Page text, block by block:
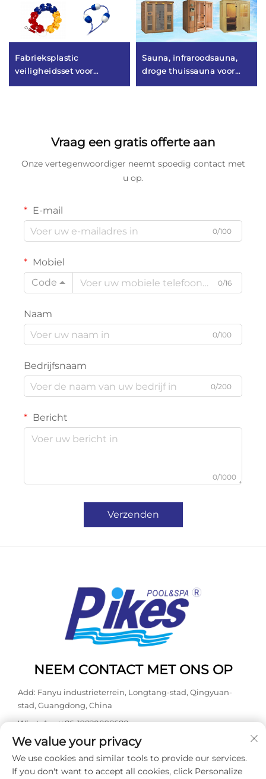
Fabrieksplastic
veiligheidsset voor
Sauna, infraroodsauna,
droge thuissauna voor
Vraag een gratis offerte aan
Onze vertegenwoordiger neemt spoedig contact met
u op.
E-mail
0/100
Mobiel
Code
0/16
Naam
0/100
Bedrijfsnaam
0/200
Bericht
0/1000
Verzenden
NEEM CONTACT MET ONS OP
Add: Fanyu industrieterrein, Longtang-stad, Qingyuan-
stad, Guangdong, China
WhatsApp:+86-19820098680
Tel:+86-0763-3603098
E-mail:[email protected]
We value your privacy
We use cookies and similar tools to provide our services.
If you don't want to accept all cookies, click Personalize